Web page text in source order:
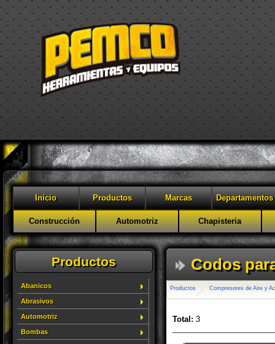
Inicio Productos Marcas Departamentos
Construcción Automotriz Chapisteria
Productos
Abanicos
Abrasivos
Automotriz
Bombas
Codos
Productos Compresores de Aire y
Total: 3